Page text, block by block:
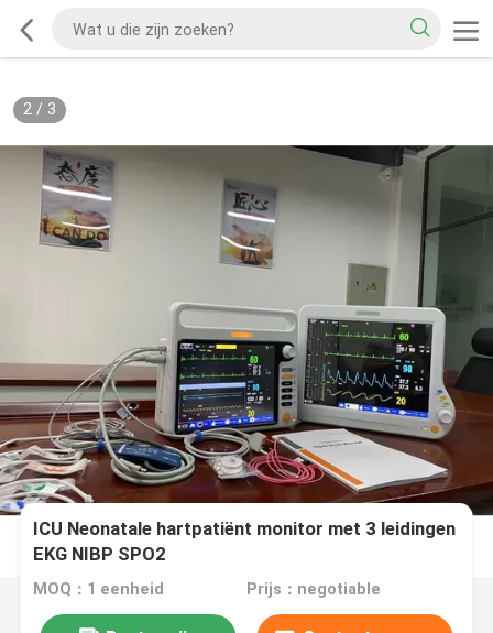
2/ 3
ICU Neonatale hartpatiënt monitor met 3 leidingen
EKG NIBP SPO2
MOQ：1 eenheid Prijs：negotiable